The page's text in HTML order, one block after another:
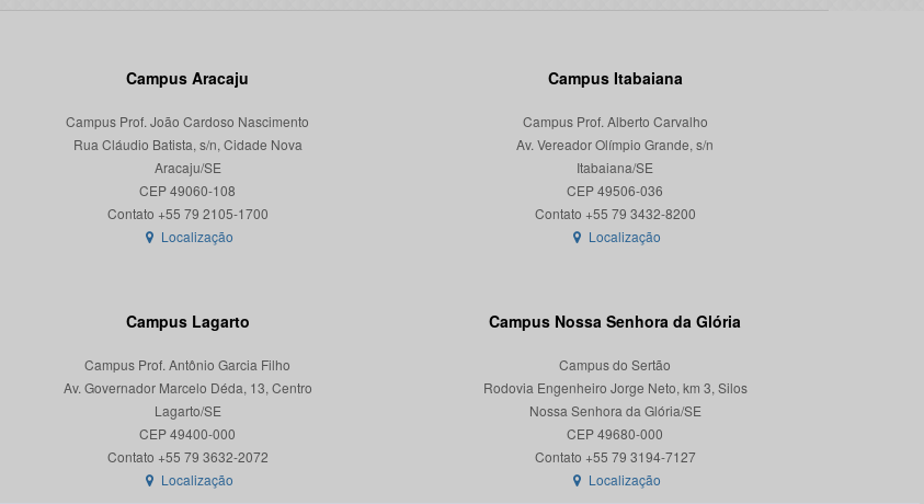
Campus Aracaju
Campus Prof. João Cardoso Nascimento
Rua Cláudio Batista, s/n, Cidade Nova
Aracaju/SE
CEP 49060-108
Localização
Campus Itabaiana
Campus Prof. Alberto Carvalho
Av. Vereador Olímpio Grande, s/n
Itabaiana/SE
CEP 49506-036
Localização
Campus Lagarto
Campus Prof. Antônio Garcia Filho
Av. Governador Marcelo Déda, 13, Centro
Lagarto/SE
CEP 49400-000
Localização
Campus Nossa Senhora da Glória
Campus do Sertão
Rodovia Engenheiro Jorge Neto, km 3, Silos
Nossa Senhora da Glória/SE
CEP 49680-000
Contato +55 79 3194-7127
Localização